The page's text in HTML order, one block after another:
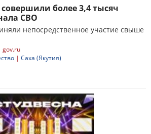
более 3,4 тысяч
СВО
непосредственное участие свыше
gov.ru
| Саха (Якутия)